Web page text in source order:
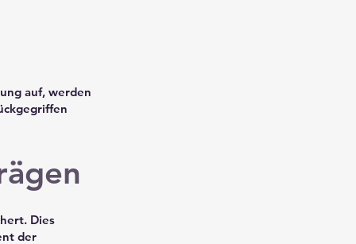
auf, werden
Dies
der